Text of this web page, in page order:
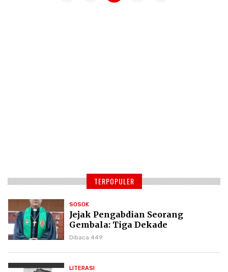
TERPOPULER
SOSOK
Jejak Pengabdian Seorang
Gembala: Tiga Dekade
Kepemimpinan Pdt. Dr. Yulius
Dibaca 449
LITERASI